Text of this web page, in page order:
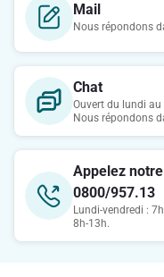
Mail
Nous répondons
Chat
Ouvert du lundi au
Nous répondons
Appelez
0800/957.13
Lundi-vendredi :
8h-13h.